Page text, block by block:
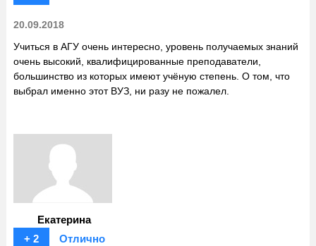
20.09.2018
Учиться в АГУ очень интересно, уровень получаемых знаний
очень высокий, квалифицированные преподаватели,
большинство из которых имеют учёную степень. О том, что
выбрал именно этот ВУЗ, ни разу не пожалел.
Екатерина
+ 2
Отлично